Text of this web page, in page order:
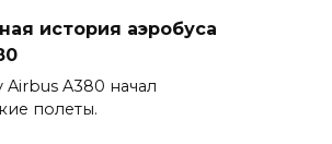
история аэробуса
Airbus A380 начал
полеты.